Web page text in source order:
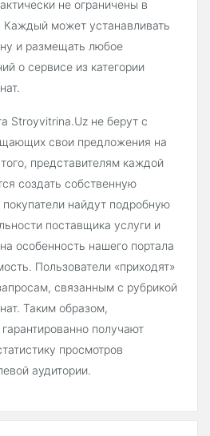
не ограничены в
Каждый может устанавливать
и размещать любое
о сервисе из категории
Stroyvitrina.Uz не берут с
свои предложения на
представителям каждой
создать собственную
покупатели найдут подробную
поставщика услуги и
особенность нашего портала
Пользователи «приходят»
связанным с рубрикой
Таким образом,
получают
просмотров
аудитории.